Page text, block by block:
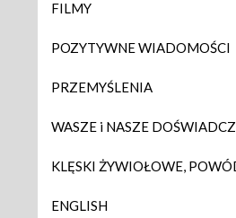
FILMY
POZYTYWNE WIADOMOŚCI
PRZEMYŚLENIA
WASZE i NASZE
KLĘSKI ŻYWIOŁOWE,
ENGLISH